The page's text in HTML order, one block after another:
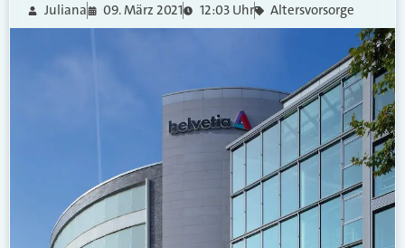
Juliana 09. März 2021 12:03 Uhr Altersvorsorge